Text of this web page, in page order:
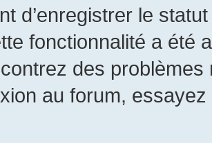
d’enregistrer le
fonctionnalité a été
des
au forum,